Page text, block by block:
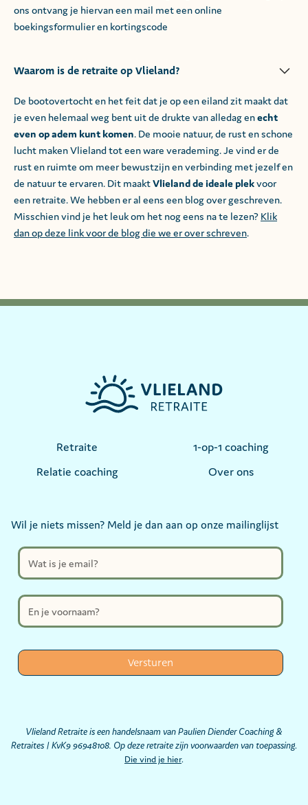
ons ontvang je hiervan een mail met een online
boekingsformulier en kortingscode
Waarom is de retraite op Vlieland?
De bootovertocht en het feit dat je op een eiland zit maakt dat
je even helemaal weg bent uit de drukte van alledag enecht
even op adem kunt komen. De mooie natuur, de rust en schone
lucht maken Vlieland tot een ware verademing. Je vind er de
rust en ruimte om meer bewustzijn en verbinding met jezelf en
de natuur te ervaren. Dit maaktVlieland de ideale plekvoor
een retraite. We hebben er al eens een blog over geschreven.
Misschien vind je het leuk om het nog eens na te lezen? Klik
dan op deze link voor de blog die we er over schreven.
Retraite
1-op-1 coaching
Relatie coaching
Over ons
Wil je niets missen? Meld je dan aan op onze mailinglijst
Vlieland Retraite is een handelsnaam van Paulien Diender Coaching &
Retraites | KvK9 96948108. Op deze retraite zijn voorwaarden van toepassing.
Die vind je hier.